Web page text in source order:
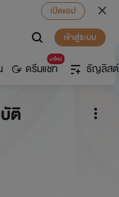
เปิดแอป
เข้าสู่ระบบ
มาใหม่
ดรีมแชท ธัญลิสต์
ติ